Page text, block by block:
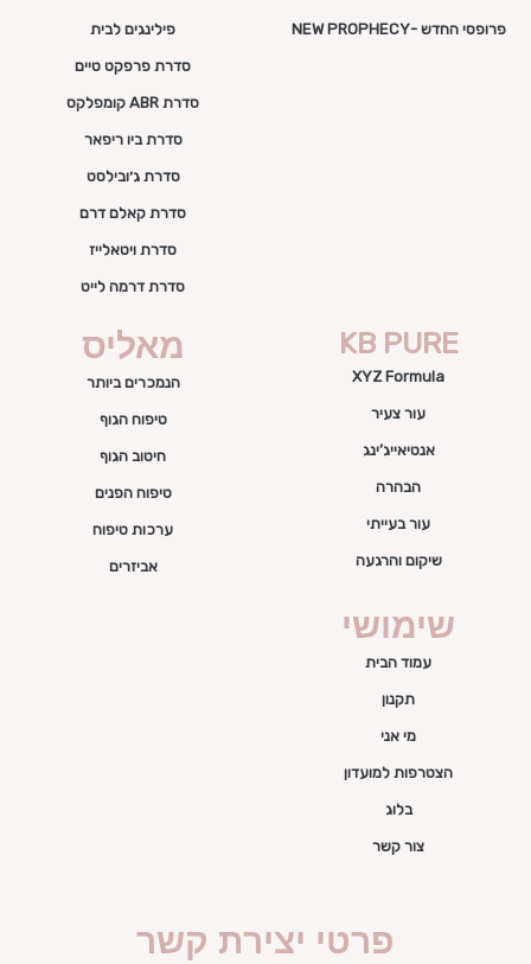
פרופסי החדש -NEW PROPHECY פילינגים לבית
סדרת פרפקט טיים
סדרת ABR קומפלקס
סדרת ביו ריפאר
סדרת ג׳ובילסט
סדרת קאלם דרם
סדרת ויטאלייז
סדרת דרמה לייט
KB PURE
XYZ Formula
עור צעיר
אנטיאייג’ינג
הבהרה
עור בעייתי
שיקום והרגעה
מאליס
הנמכרים ביותר
טיפוח הגוף
חיטוב הגוף
טיפוח הפנים
ערכות טיפוח
אביזרים
שימושי
עמוד הבית
תקנון
מי אני
הצטרפות למועדון
בלוג
צור קשר
פרטי יצירת קשר